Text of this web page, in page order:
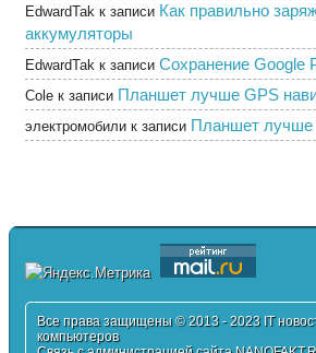
EdwardTak к записи Как правильно
аккумуляторы
EdwardTak к записи Сохранение Google
Cole к записи Планшет лучше GPS
электромобили к записи Планшет лучше
Все права защищены © 2013 - 2023 IT
компьютеров